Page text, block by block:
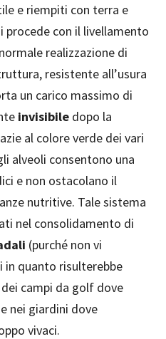
e riempiti con terra e
procede con il livellamento
realizzazione di
resistente all’usura
un carico massimo di
invisibile dopo la
al colore verde dei vari
alveoli consentono una
e non ostacolano il
nutritive. Tale sistema
nel consolidamento di
(purché non vi
in quanto risulterebbe
campi da golf dove
nei giardini dove
vivaci.